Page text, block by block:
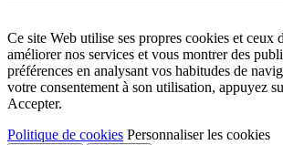
Ce site Web utilise ses propres cookies et ceux
améliorer nos services et vous montrer des
préférences en analysant vos habitudes de
votre consentement à son utilisation, appuyez
Accepter.
Politique de cookies Personnaliser les cookies